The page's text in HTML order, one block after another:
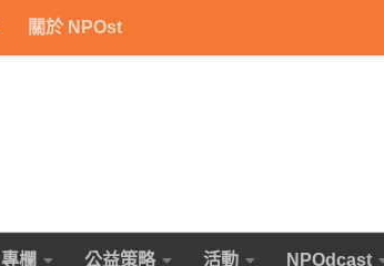
關於 NPOst
專欄 公益策略 活動 NPOdcast